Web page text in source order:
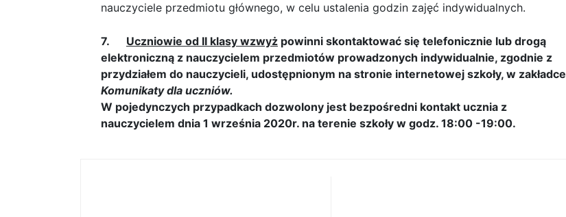
nauczyciele przedmiotu głównego, w celu ustalenia godzin zajęć indywidualnych.
7. Uczniowie od II klasy wzwyż powinni skontaktować się telefonicznie lub drogą
elektroniczną z nauczycielem przedmiotów prowadzonych indywidualnie, zgodnie z
przydziałem do nauczycieli, udostępnionym na stronie internetowej szkoły, w zakładce
Komunikaty dla uczniów.
W pojedynczych przypadkach dozwolony jest bezpośredni kontakt ucznia z
nauczycielem dnia 1 września 2020r. na terenie szkoły w godz. 18:00 -19:00.